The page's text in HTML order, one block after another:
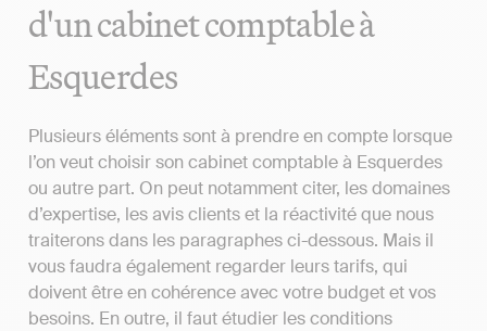
d'un cabinet comptable à
Esquerdes
Plusieurs éléments sont à prendre en compte lorsque
l’on veut choisir son cabinet comptable à Esquerdes
ou autre part. On peut notamment citer, les domaines
d’expertise, les avis clients et la réactivité que nous
traiterons dans les paragraphes ci-dessous. Mais il
vous faudra également regarder leurs tarifs, qui
doivent être en cohérence avec votre budget et vos
besoins. En outre, il faut étudier les conditions